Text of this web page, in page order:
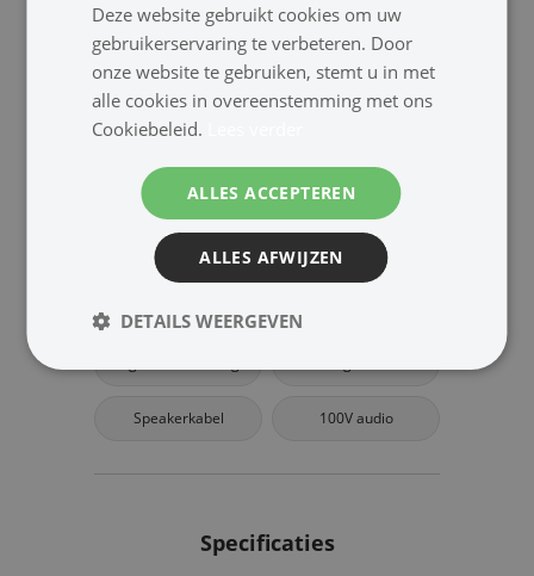
Wand/Plafond Projectie
Pendel/Bol Kolom
Bekijk | Meer Audio
Versterker Audiospeler
Speakerkabel 100V audio
Specificaties
Deze website gebruikt cookies om uw
gebruikerservaring te verbeteren. Door
onze website te gebruiken, stemt u in met
alle cookies in overeenstemming met ons
Cookiebeleid.
ALLES ACCEPTEREN
ALLES AFWIJZEN
DETAILS WEERGEVEN